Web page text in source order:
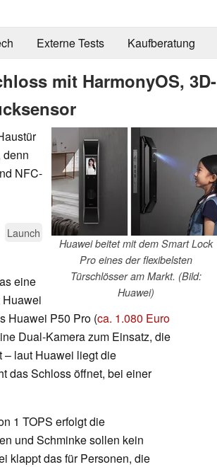
Externe Tests Kaufberatung
mit HarmonyOS, 3D-
Huawei beitet mit dem Smart Lock
Pro eines der flexibelsten
Türschlösser am Markt. (Bild:
Huawei)
denn
NFC-
Launch
eine
Huawei P50 Pro (ca. 1.080 Euro
Dual-Kamera zum Einsatz, die
– laut Huawei liegt die
das Schloss öffnet, bei einer
1 TOPS erfolgt die
und Schminke sollen kein
klappt das für Personen, die